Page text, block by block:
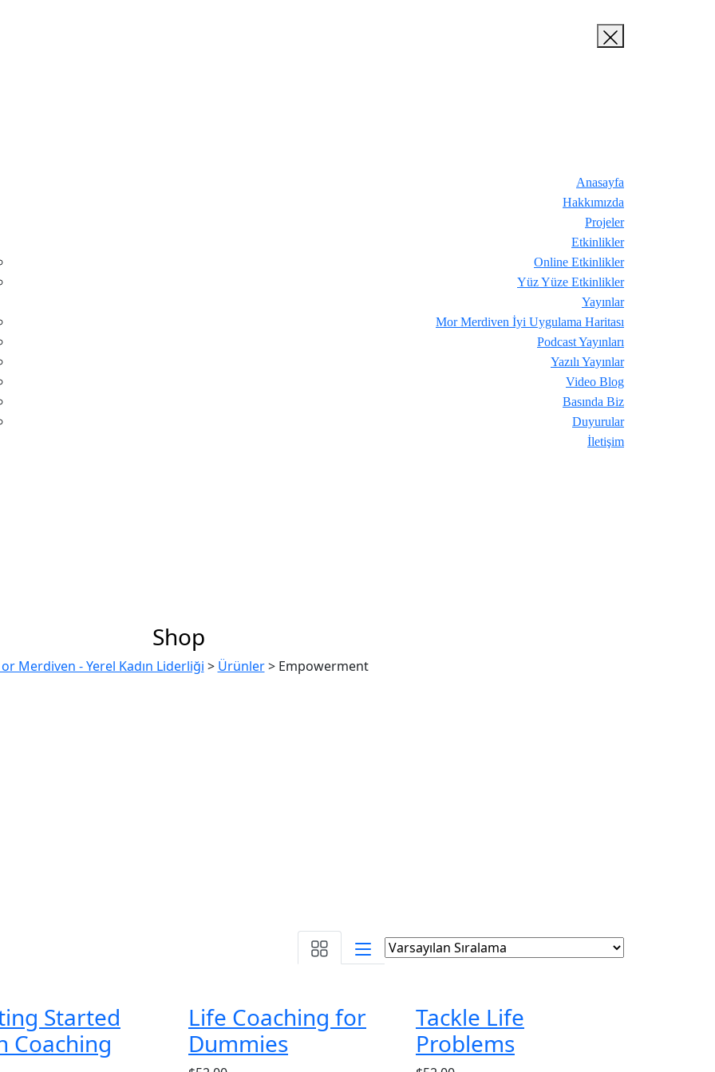
Anasayfa
Hakkımızda
Projeler
Etkinlikler
Online Etkinlikler
Yüz Yüze Etkinlikler
Yayınlar
Mor Merdiven İyi Uygulama Haritası
Podcast Yayınları
Yazılı Yayınlar
Video Blog
Basında Biz
Duyurular
İletişim
Shop
Merdiven - Yerel Kadın Liderliği > Ürünler> Empowerment
Started
Coaching
Life Coaching for
Dummies
Tackle Life
Problems